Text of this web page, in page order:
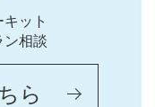
ット
相談
ら